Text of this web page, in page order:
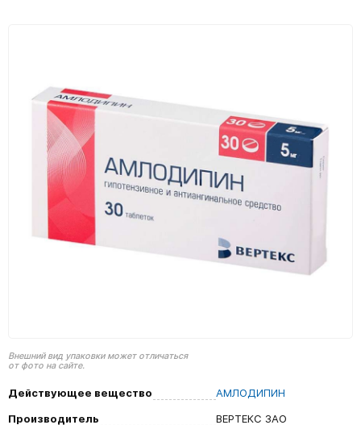
Внешний вид упаковки может отличаться
от фото на сайте.
Действующее вещество
АМЛОДИПИН
Производитель
ВЕРТЕКС ЗАО